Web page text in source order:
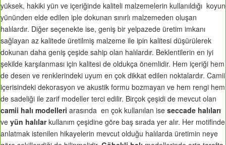
yüksek, hakiki yün ve içeriğinde kaliteli malzemelerin kullanıldığı koyun
yününden elde edilen iple dokunan sınırlı malzemeden oluşan
halılardır. Diğer seçenekte ise, geniş bir yelpazede üretim imkanı
sağlayan az kalitede üretilmiş malzeme ile ipin kalitesi düşürülerek
dokunan daha geniş çeşide sahip olan halılardır. Beklentilerin en iyi
şekilde karşılanması için kalitesi de oldukça önemlidir. Hem içeriği hem
de desen ve renklerindeki uyum en çok dikkat edilen noktalardır. Camii
içerisindeki dekorasyon ve akustik formu bozmayan ve hem rengi hem
de sadeliği ile zarif modeller terci edilir. Birçok çeşidi de mevcut olan
camii halı modelleri arasında en çok kullanılan ise seccade halıları
ve yün halılarkullanım çeşidine göre baş sırada yer alır. Her motifinde
anlatmak istenilen hikayelerin mevcut olduğu halılarda üretimin neye